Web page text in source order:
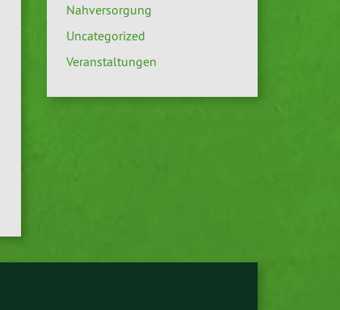
Nahversorgung
Uncategorized
Veranstaltungen